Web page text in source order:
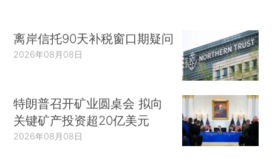
离岸信托90天补税窗口期疑问
2026年08月08日
特朗普召开矿业圆桌会 拟向
关键矿产投资超20亿美元
2026年08月08日